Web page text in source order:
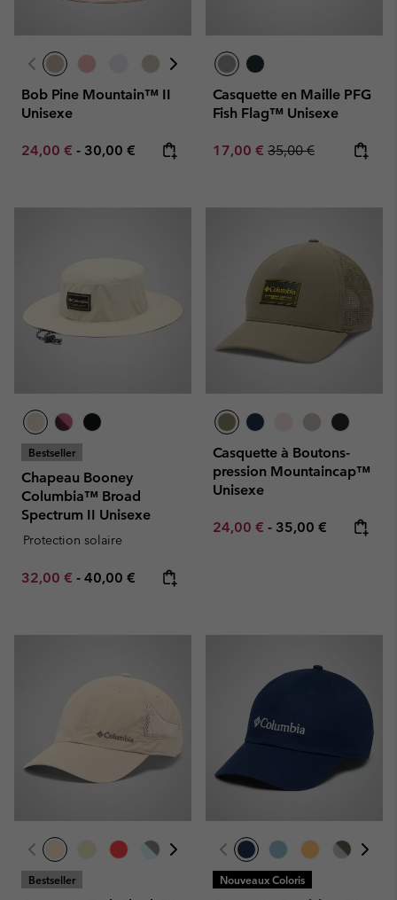
Bob Pine Mountain™ II
Unisexe
Minimum sale price:
24,00 € - Maximum price:
30,00 €
Casquette en Maille PFG
Fish Flag™ Unisexe
Sale price:
17,00 € Regular price:
35,00 €
Bestseller
Chapeau Booney
Columbia™ Broad
Spectrum II Unisexe
Protection solaire
Minimum sale price:
32,00 € - Maximum price:
40,00 €
Casquette à Boutons-
pression Mountaincap™
Unisexe
Minimum sale price:
24,00 € - Maximum price:
35,00 €
Bestseller Nouveaux Coloris